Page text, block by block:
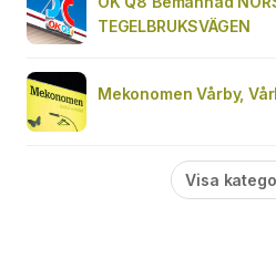
TEGELBRUKSVÄGEN
Mekonomen Vårby,
Visa